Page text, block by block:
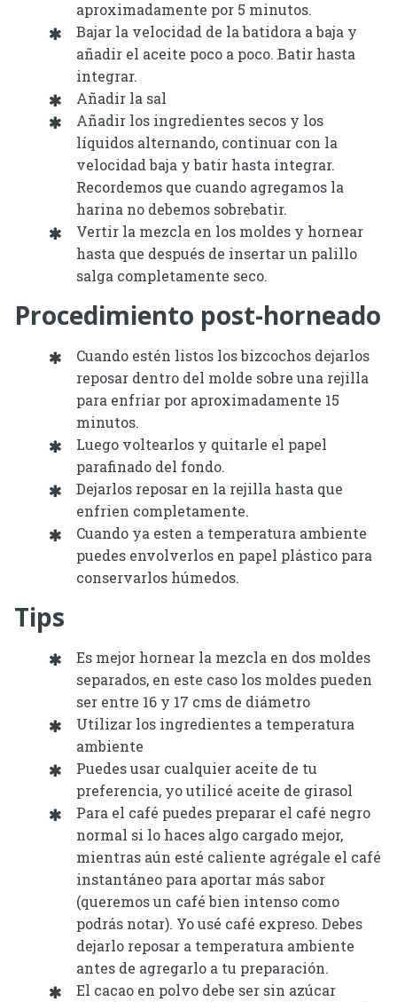
aproximadamente por 5 minutos.
Bajar la velocidad de la batidora a baja y
añadir el aceite poco a poco. Batir hasta
integrar.
Añadir la sal
Añadir los ingredientes secos y los
líquidos alternando, continuar con la
velocidad baja y batir hasta integrar.
Recordemos que cuando agregamos la
harina no debemos sobrebatir.
Vertir la mezcla en los moldes y hornear
hasta que después de insertar un palillo
salga completamente seco.
Procedimiento post-horneado
Cuando estén listos los bizcochos dejarlos
reposar dentro del molde sobre una rejilla
para enfriar por aproximadamente 15
minutos.
Luego voltearlos y quitarle el papel
parafinado del fondo.
Dejarlos reposar en la rejilla hasta que
enfrien completamente.
Cuando ya esten a temperatura ambiente
puedes envolverlos en papel plástico para
conservarlos húmedos.
Tips
Es mejor hornear la mezcla en dos moldes
separados, en este caso los moldes pueden
ser entre 16 y 17 cms de diámetro
Utilizar los ingredientes a temperatura
ambiente
Puedes usar cualquier aceite de tu
preferencia, yo utilicé aceite de girasol
Para el café puedes preparar el café negro
normal si lo haces algo cargado mejor,
mientras aún esté caliente agrégale el café
instantáneo para aportar más sabor
(queremos un café bien intenso como
podrás notar). Yo usé café expreso. Debes
dejarlo reposar a temperatura ambiente
antes de agregarlo a tu preparación.
El cacao en polvo debe ser sin azúcar